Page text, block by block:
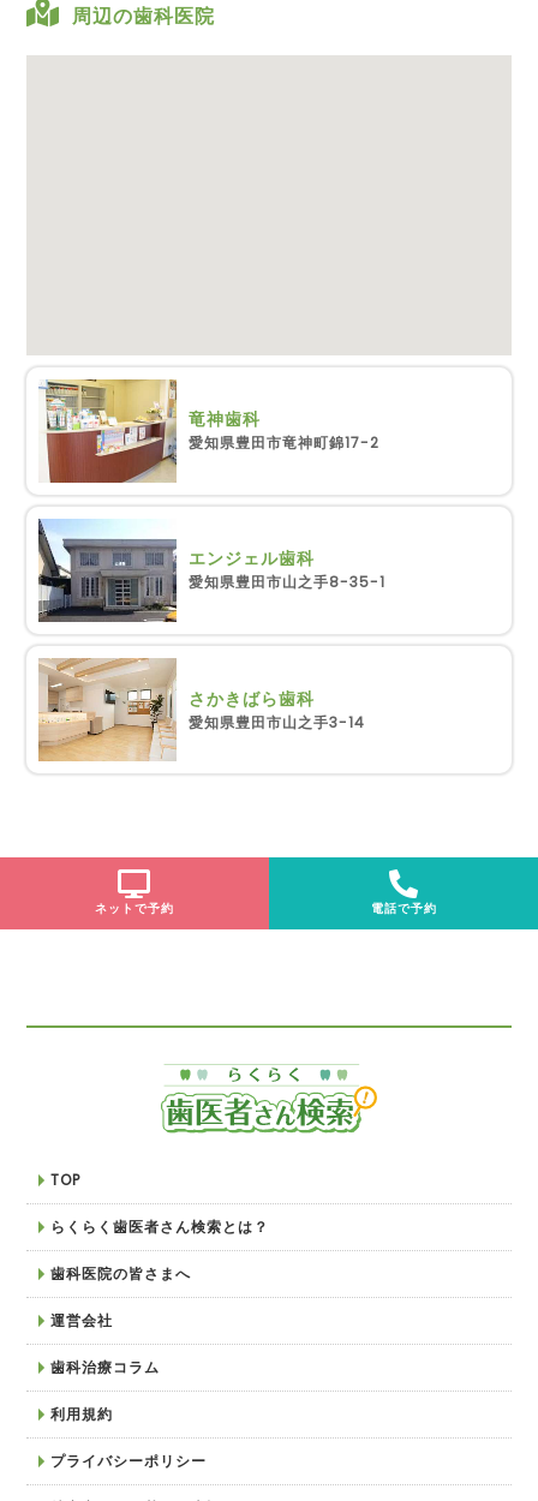
周辺の歯科医院
竜神歯科
愛知県豊田市竜神町錦17-2
エンジェル歯科
愛知県豊田市山之手8-35-1
さかきばら歯科
愛知県豊田市山之手3-14
ネットで予約 電話で予約
TOP
らくらく歯医者さん検索とは？
歯科医院の皆さまへ
運営会社
歯科治療コラム
利用規約
プライバシーポリシー